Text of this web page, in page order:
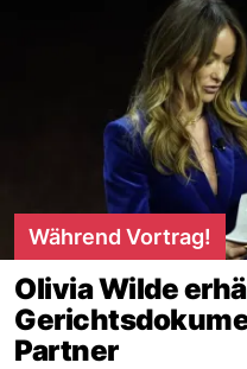
Während Vortrag!
Olivia Wilde
Partner